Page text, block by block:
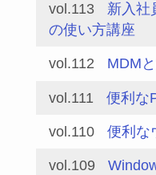
vol.113
新入社
の使い方講座
vol.112 MDM
vol.111 便利な
vol.110 便利な
vol.109